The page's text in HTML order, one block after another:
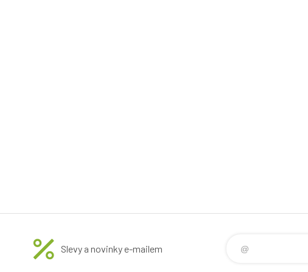
Slevy a novinky e-mailem